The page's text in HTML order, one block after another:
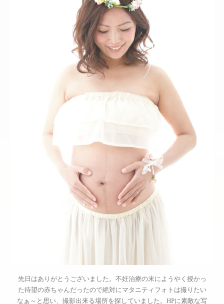
先日はありがとうございました。不妊治療の末にようやく授かっ
た待望の赤ちゃんだったので絶対にマタニティフォトは撮りたい
なぁ～と思い、撮影出来る場所を探していました。HPに素敵な写